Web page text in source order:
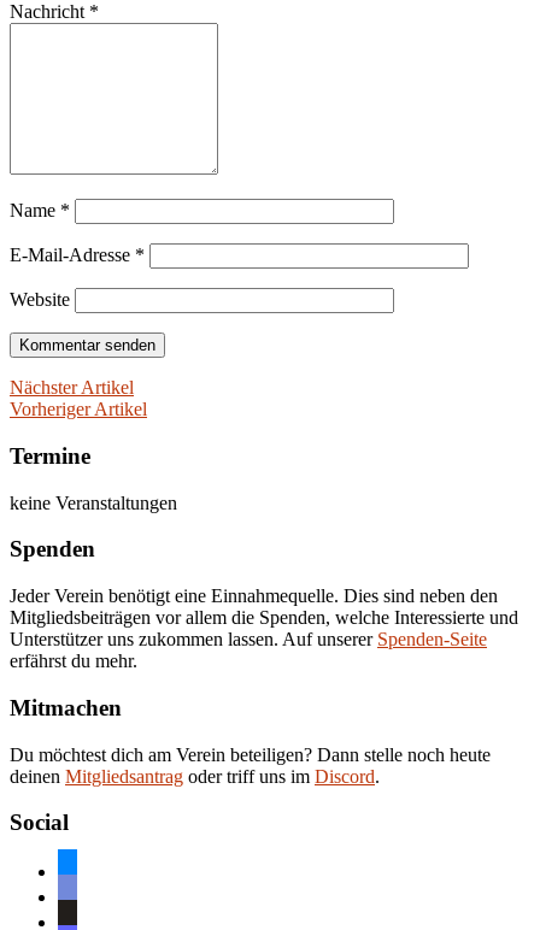
Nachricht *
Name *
E-Mail-Adresse *
Website
Nächster Artikel
Vorheriger Artikel
Termine
keine Veranstaltungen
Spenden
Jeder Verein benötigt eine Einnahmequelle. Dies sind neben den
Mitgliedsbeiträgen vor allem die Spenden, welche Interessierte und
Unterstützer uns zukommen lassen. Auf unserer Spenden-Seite
erfährst du mehr.
Mitmachen
Du möchtest dich am Verein beteiligen? Dann stelle noch heute
deinen Mitgliedsantrag oder triff uns im Discord.
Social